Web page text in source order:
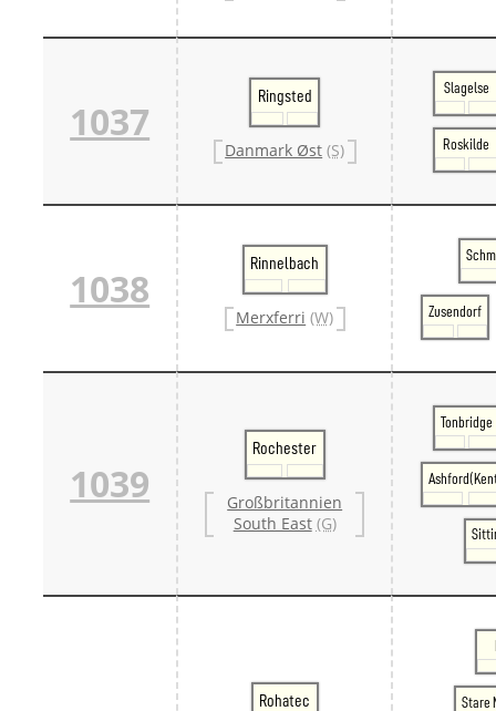
1037
Ringsted
Danmark Øst (S)
Slagelse
Roskilde
1038
Rinnelbach
Merxferri (W) Zusendorf
1039
Rochester
Großbritannien
South East (G)
Tonbridge
Rohatec Stare